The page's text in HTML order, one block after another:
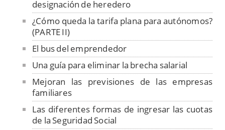
designación de heredero
¿Cómo queda la tarifa plana para autónomos?
(PARTE II)
El bus del emprendedor
Una guía para eliminar la brecha salarial
Mejoran las previsiones de las empresas
familiares
Las diferentes formas de ingresar las cuotas
de la Seguridad Social